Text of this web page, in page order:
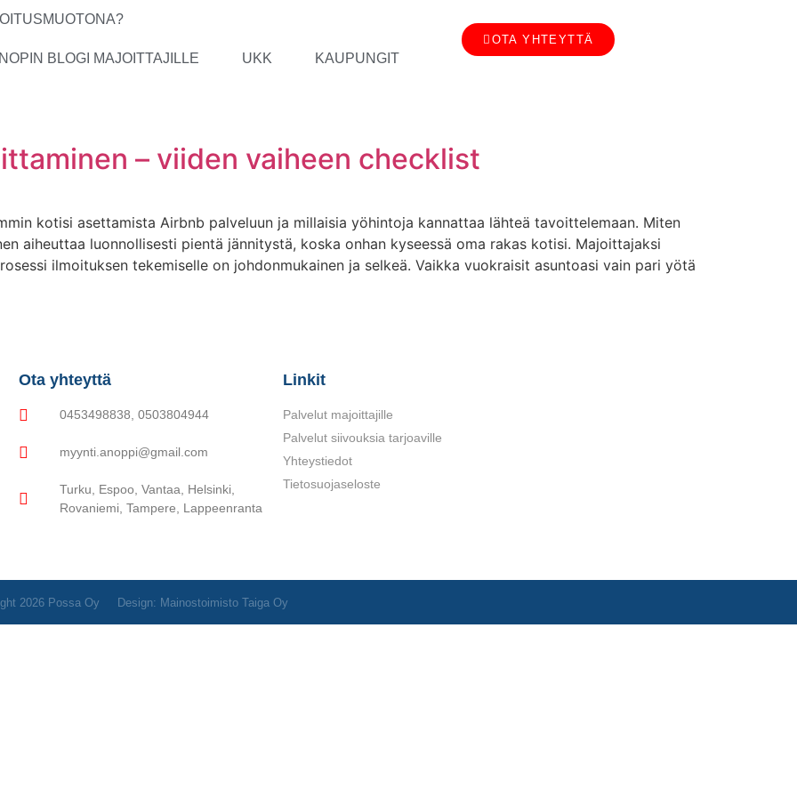
BLOGI MAJOITTAJILLE UKK KAUPUNGIT
OTA YHTEYTTÄ
– viiden vaiheen checklist
kotisi asettamista Airbnb palveluun ja millaisia yöhintoja kannattaa lähteä tavoittelemaan. Miten
aiheuttaa luonnollisesti pientä jännitystä, koska onhan kyseessä oma rakas kotisi. Majoittajaksi
ilmoituksen tekemiselle on johdonmukainen ja selkeä. Vaikka vuokraisit asuntoasi vain pari yötä
Ota yhteyttä
0453498838, 0503804944
myynti.anoppi@gmail.com
Turku, Espoo, Vantaa, Helsinki,
Rovaniemi, Tampere, Lappeenranta
Linkit
Palvelut majoittajille
Palvelut siivouksia tarjoaville
Yhteystiedot
Tietosuojaseloste
2026 Possa Oy Design: Mainostoimisto Taiga Oy